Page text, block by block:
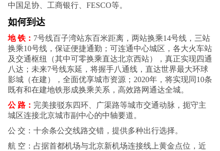
中国足协、工商银行、FESCO等‌。
如何到达
地 铁： 7号线百子湾站东百米距离，两站换乘14号线，三站
换乘10号线，保证便捷通勤；可连通中心城区，各大火车站
及交通枢纽（其中可零换乘直达北京西站），真正实现四通
八达；未来7号线东延，将握手八通线，直达世界最大环球
影城（在建），全面优享城市资源；2020年，将实现同10条
既有和在建地铁形成换乘关系，高效路网通达全城。
公 路： 完美接驳东四环、广渠路等城市交通动脉，扼守主
城区连接北京城市副中心的中轴要道。
公 交：十余条公交线路交错，提供多种出行选择。
航 空：占据首都机场与北京新机场连接线上黄金点位，近